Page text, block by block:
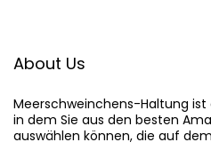
About Us
Meerschweinchens-Haltung ist
in dem Sie aus den besten
auswählen können, die auf